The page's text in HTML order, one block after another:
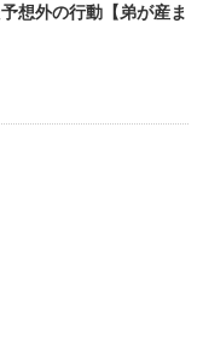
想外の行動【弟が産ま